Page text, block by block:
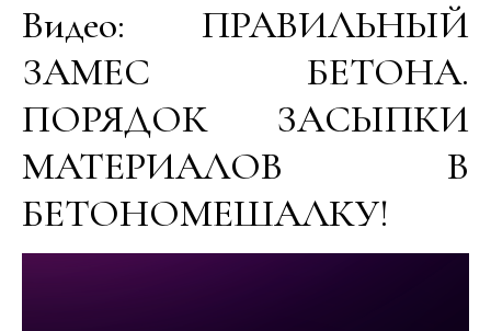
Видео: ПРАВИЛЬНЫЙ
ЗАМЕС БЕТОНА.
ПОРЯДОК ЗАСЫПКИ
МАТЕРИАЛОВ В
БЕТОНОМЕШАЛКУ!